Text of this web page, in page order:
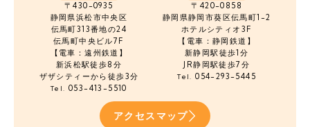
〒430-0935
静岡県浜松市中央区
伝馬町313番地の24
伝馬町中央ビル7F
【電車：遠州鉄道】
新浜松駅徒歩8分
ザザシティーから徒歩3分
Tel. 053-413-5510
〒420-0858
静岡県静岡市葵区伝馬町1-2
ホテルシティオ3F
【電車：静岡鉄道】
新静岡駅徒歩1分
JR静岡駅徒歩7分
Tel. 054-293-5445
アクセスマップ